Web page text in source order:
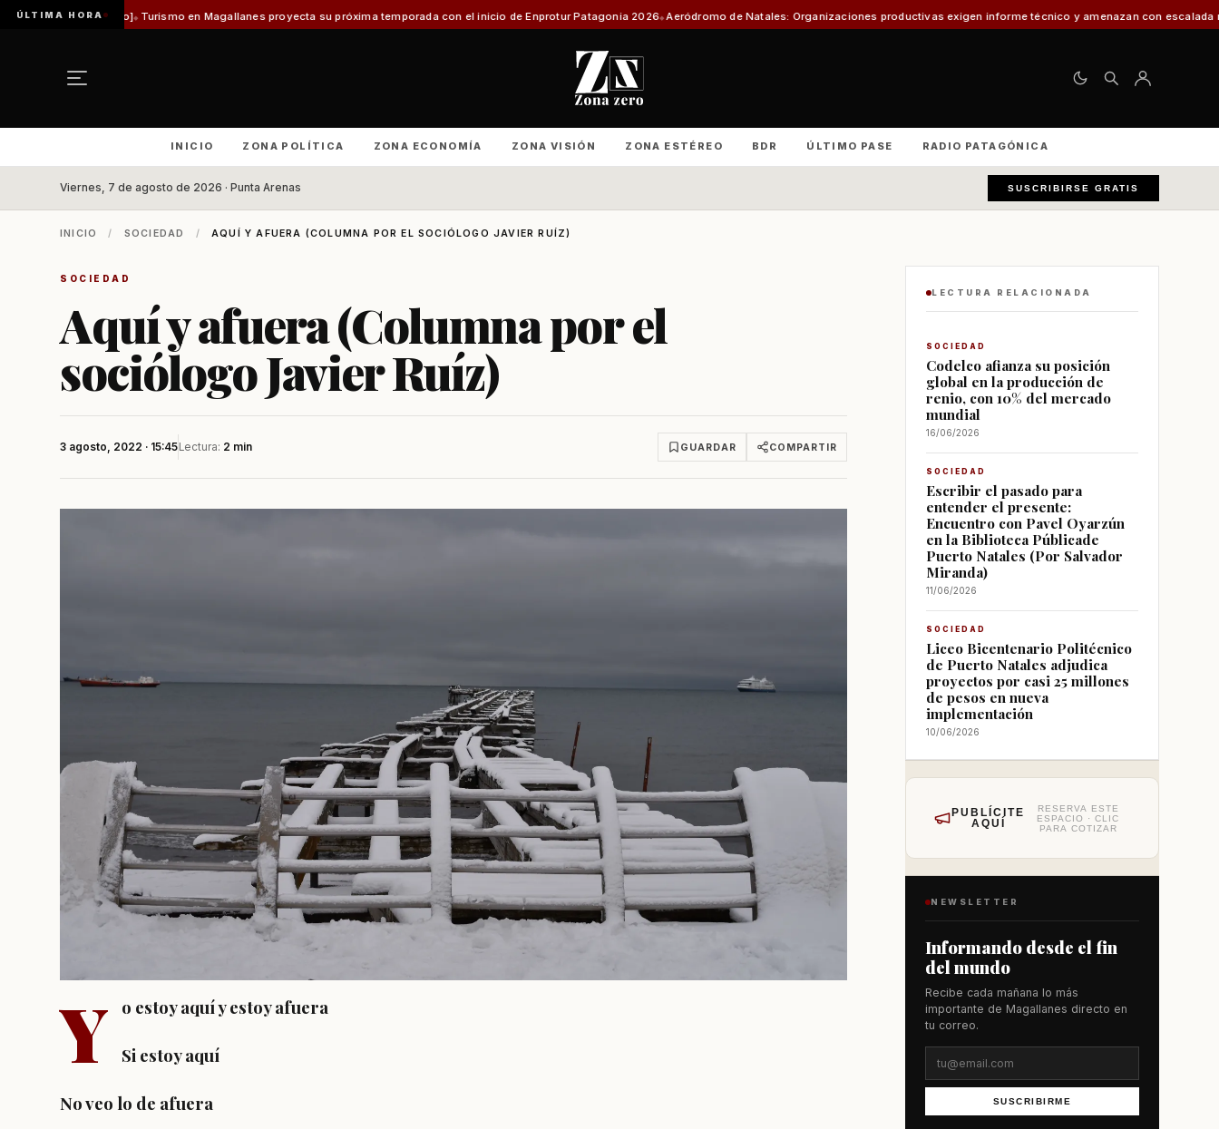
ÚLTIMA HORA
Turismo en Magallanes proyecta su próxima temporada con el inicio de Enprotur Patagonia 2026 Aeródromo de Natales: Organizaciones productivas exigen informe técnico y amenazan con escalada nacional El 30%
INICIO ZONA POLÍTICA ZONA ECONOMÍA ZONA VISIÓN ZONA ESTÉREO BDR ÚLTIMO PASE RADIO PATAGÓNICA
Viernes, 7 de agosto de 2026 · Punta Arenas SUSCRIBIRSE GRATIS
INICIO / SOCIEDAD / AQUÍ Y AFUERA (COLUMNA POR EL SOCIÓLOGO JAVIER RUÍZ)
SOCIEDAD
Aquí y afuera (Columna por el
sociólogo Javier Ruíz)
3 agosto, 2022 · 15:45Lectura: 2 min GUARDAR COMPARTIR
Y o estoy aquí y estoy afuera
Si estoy aquí
No veo lo de afuera
LECTURA RELACIONADA
SOCIEDAD
Codelco afianza su posición
global en la producción de
renio, con 10% del mercado
mundial
16/06/2026
SOCIEDAD
Escribir el pasado para
entender el presente:
Encuentro con Pavel Oyarzún
en la Biblioteca Públicade
Puerto Natales (Por Salvador
Miranda)
11/06/2026
SOCIEDAD
Liceo Bicentenario Politécnico
de Puerto Natales adjudica
proyectos por casi 25 millones
de pesos en nueva
implementación
10/06/2026
PUBLÍCITE
AQUÍ
RESERVA ESTE
ESPACIO · CLIC
PARA COTIZAR
NEWSLETTER
Informando desde el fin
del mundo
Recibe cada mañana lo más
importante de Magallanes directo en
tu correo.
SUSCRIBIRME